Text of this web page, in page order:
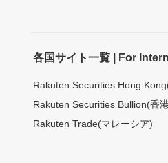
各国サイト一覧 | For
Rakuten Securities Hong
Rakuten Securities Bullion(香
Rakuten Trade(マレーシア)